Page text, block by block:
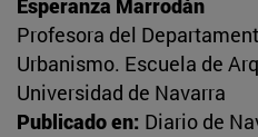
Esperanza Marrodán
Profesora del
Urbanismo. Escuela de
Universidad de Navarra
Publicado en: Diario de